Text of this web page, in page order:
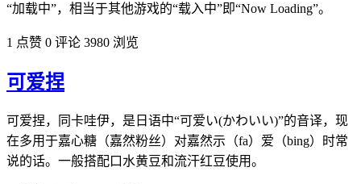
“加载中”，相当于其他游戏的“载入中”即“Now Loading”。
1 点赞 0 评论 3980 浏览
可爱捏
可爱捏，同卡哇伊，是日语中“可爱い(かわいい)”的音译，现
在多用于嘉心糖（嘉然粉丝）对嘉然示（fa）爱（bing）时常
说的话。一般搭配口水黄豆和流汗红豆使用。